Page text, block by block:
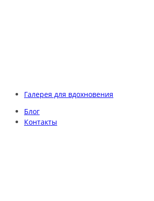
Галерея для вдохновения
Блог
Контакты